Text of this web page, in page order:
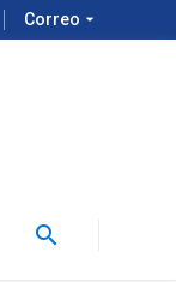
Correo arrow_drop_down
search